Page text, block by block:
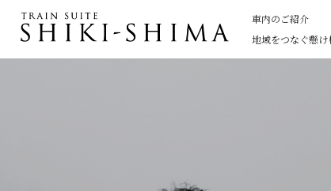
車内のご紹介
地域をつなぐ懸け